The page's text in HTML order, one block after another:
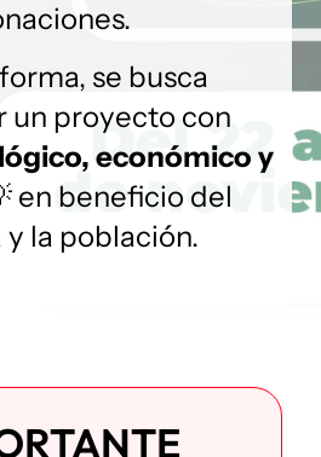
se busca
un proyecto con
económico y
en beneficio del
la población.